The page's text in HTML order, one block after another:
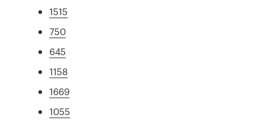
1515
750
645
1158
1669
1055